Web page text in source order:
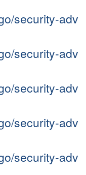
security-adv
security-adv
security-adv
security-adv
security-adv